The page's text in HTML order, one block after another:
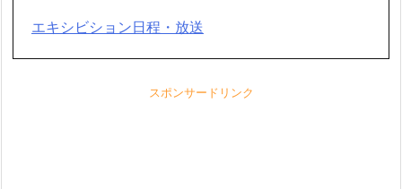
エキシビション日程・放送
スポンサードリンク